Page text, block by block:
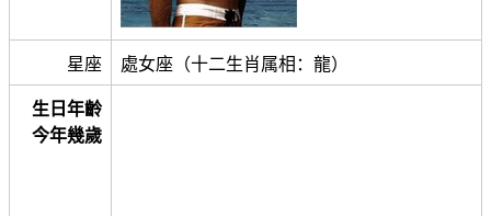
星座 處女座（十二生肖属相：龍）
生日年齡
今年幾歲